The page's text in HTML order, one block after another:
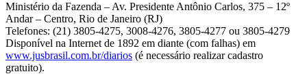
Ministério da Fazenda – Av. Presidente Antônio Carlos, 375 – 12º
Andar – Centro, Rio de Janeiro (RJ)
Telefones: (21) 3805-4275, 3008-4276, 3805-4277 ou 3805-4279
Disponível na Internet de 1892 em diante (com falhas) em
www.jusbrasil.com.br/diarios (é necessário realizar cadastro
gratuito).